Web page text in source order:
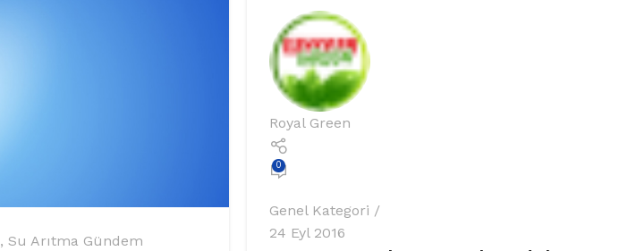
, Su Arıtma Gündem
Royal Green
0
Genel Kategori
24 Eyl 2016